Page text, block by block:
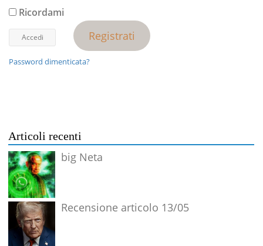
Ricordami
Registrati
Password dimenticata?
Articoli recenti
big Neta
Recensione articolo 13/05